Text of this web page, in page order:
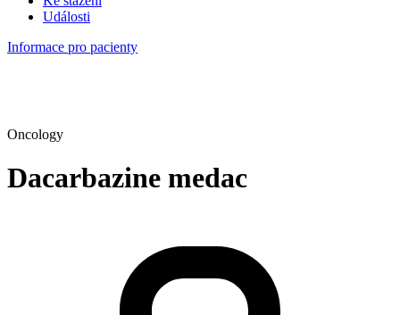
Události
Informace pro pacienty
Oncology
Dacarbazine medac